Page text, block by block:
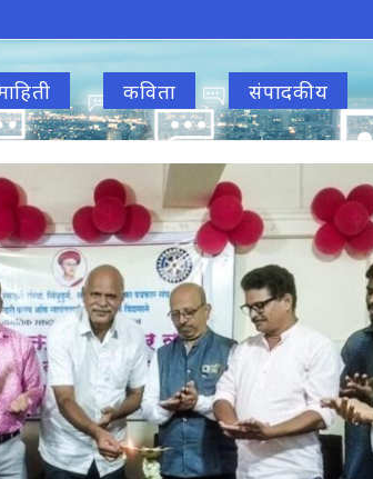
कविता संपादकीय